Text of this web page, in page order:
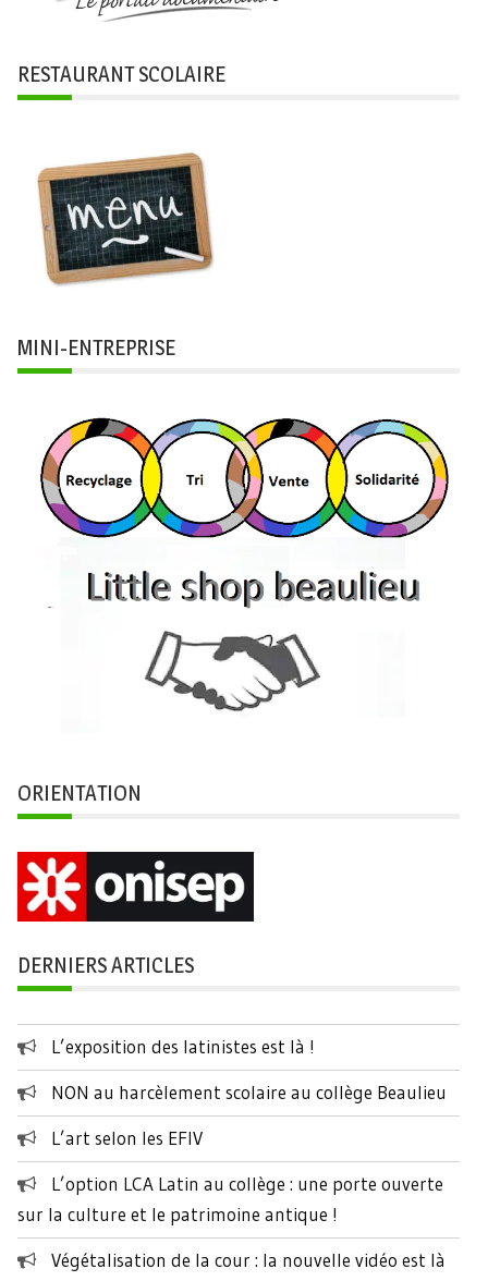
RESTAURANT SCOLAIRE
MINI-ENTREPRISE
ORIENTATION
DERNIERS ARTICLES
L’exposition des latinistes est là !
NON au harcèlement scolaire au collège Beaulieu
L’art selon les EFIV
L’option LCA Latin au collège : une porte ouverte
sur la culture et le patrimoine antique !
Végétalisation de la cour : la nouvelle vidéo est là